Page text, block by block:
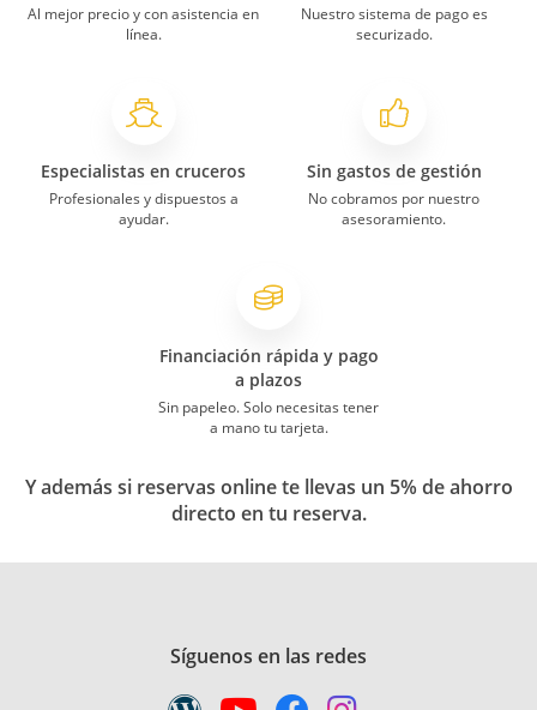
Al mejor precio y con asistencia en
línea.
Nuestro sistema de pago es
securizado.
Especialistas en cruceros
Profesionales y dispuestos a
ayudar.
Sin gastos de gestión
No cobramos por nuestro
asesoramiento.
Financiación rápida y pago
a plazos
Sin papeleo. Solo necesitas tener
a mano tu tarjeta.
Y además si reservas online te llevas un 5% de ahorro
directo en tu reserva.
Síguenos en las redes